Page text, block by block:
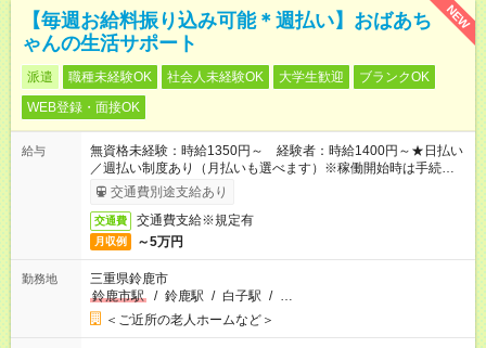
NEW
【毎週お給料振り込み可能＊週払い】おばあち
ゃんの生活サポート
派遣 職種未経験OK 社会人未経験OK 大学生歓迎
ブランクOK
WEB登録・面接OK
給与
無資格未経験：時給1350円～ 経験者：時給1400円～★日払い
／週払い制度あり（月払いも選べます）※稼働開始時は手続き完
了次第のお支払いとなります。
交通費別途支給あり
交通費 交通費支給※規定有
月収例 ～5万円
勤務地
三重県鈴鹿市
鈴鹿市駅
/ 鈴鹿駅 / 白子駅 / …
＜ご近所の老人ホームなど＞